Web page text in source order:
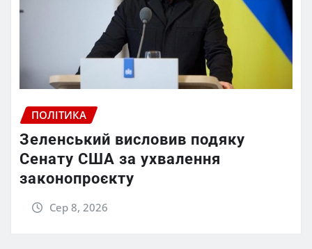
ПОЛІТИКА
Зеленський висловив подяку
Сенату США за ухвалення
законопроєкту
Сер 8, 2026